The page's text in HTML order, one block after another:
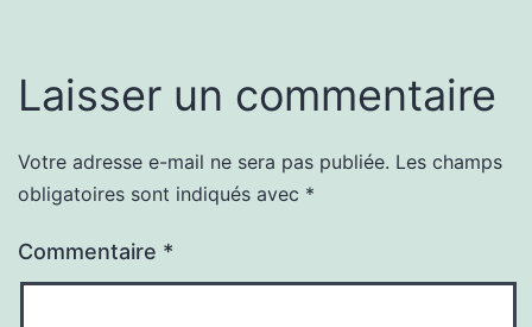
Laisser un commentaire
Votre adresse e-mail ne sera pas publiée. Les champs
obligatoires sont indiqués avec *
Commentaire *